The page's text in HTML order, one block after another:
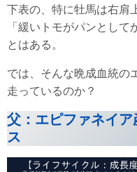
下表の、特に牡馬は右肩
「緩いトモがパンとし
とはある。
では、そんな晩成血統の
走っているのか？
父：エピファネイ
ス